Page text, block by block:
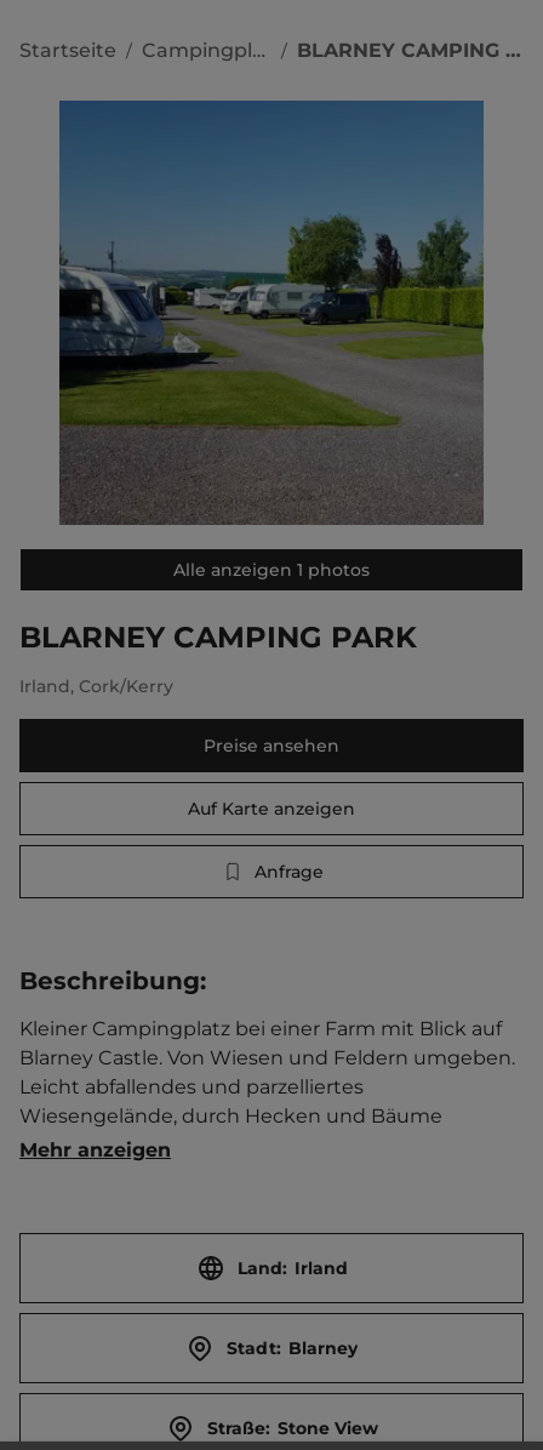
Startseite / Campingplätze / BLARNEY CAMPING PARK
Alle anzeigen 1 photos
BLARNEY CAMPING PARK
Irland, Cork/Kerry
Preise ansehen
Auf Karte anzeigen
Anfrage
Beschreibung:
Kleiner Campingplatz bei einer Farm mit Blick auf
Blarney Castle. Von Wiesen und Feldern umgeben.
Leicht abfallendes und parzelliertes
Wiesengelände, durch Hecken und Bäume
gegliedert. Stellplätze auf Schotter mit eigenem
Touristen-/Dauerstellplätze 60/0.
Mehr anzeigen
Land: Irland
Stadt: Blarney
Straße: Stone View